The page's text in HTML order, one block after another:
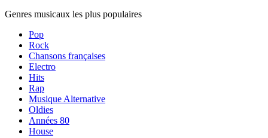
Genres musicaux les plus populaires
Pop
Rock
Chansons françaises
Electro
Hits
Rap
Musique Alternative
Oldies
Années 80
House